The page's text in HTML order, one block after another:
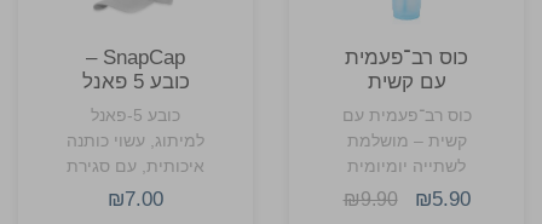
כוס רב־פעמית
עם קשית
מובנית
כוס רב־פעמית עם
קשית – מושלמת
לשתייה יומיומית
בחום של הקיץ
₪5.90
₪9.90
SnapCap –
כובע 5 פאנל
עם סגירת
כובע 5-פאנל
למיתוג, עשוי כותנה
איכותית, עם סגירת
מתכת מתכווננת
₪7.00